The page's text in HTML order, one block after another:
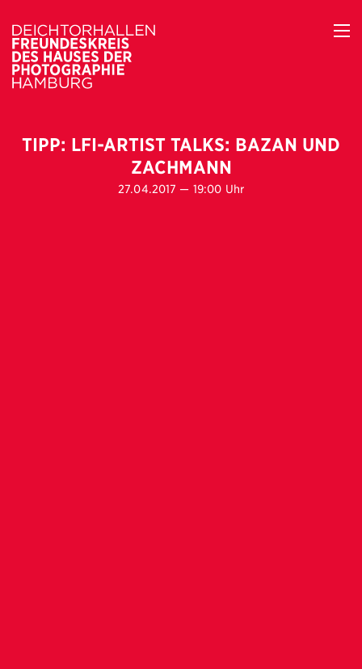
TIPP: LFI-ARTIST TALKS: BAZAN UND
ZACHMANN
27.04.2017 — 19:00 Uhr